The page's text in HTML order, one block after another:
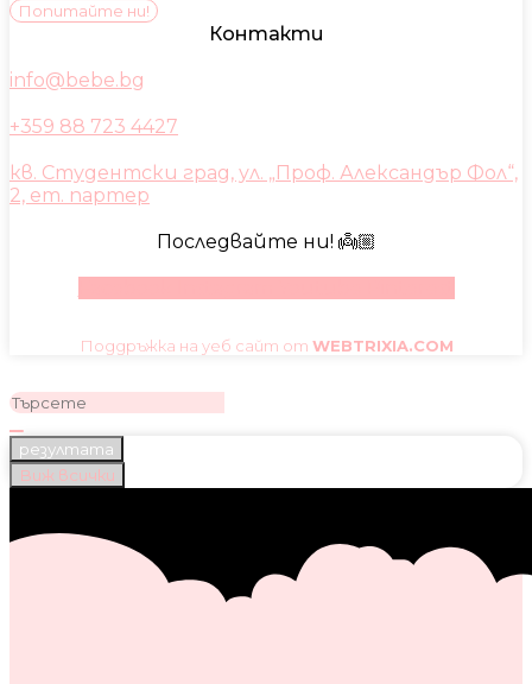
Попитайте ни!
Контакти
info@bebe.bg
+359 88 723 4427
кв. Студентски град, ул. „Проф. Александър Фол“,
2, ет. партер
Последвайте ни! 👼🏼
Поддръжка на уеб сайт от WEBTRIXIA.COM
резултата
Виж всички